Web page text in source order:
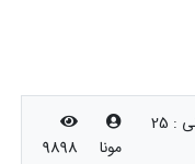
:
25
مونا 9898